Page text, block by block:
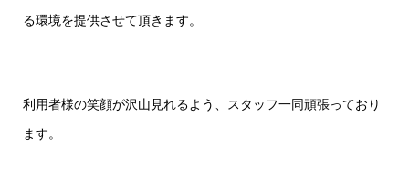
る環境を提供させて頂きます。
利用者様の笑顔が沢山見れるよう、スタッフ一同頑張っており
ます。